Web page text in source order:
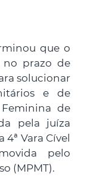
que o
no prazo de
solucionar
e de
de
pela juíza
4ª Vara Cível
pelo
(MPMT).